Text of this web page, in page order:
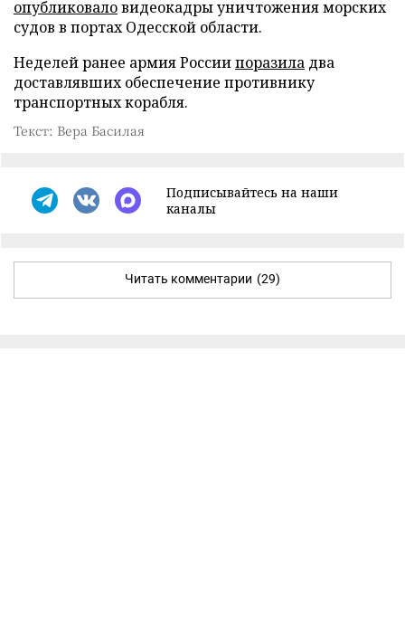
опубликоваловидеокадры уничтожения морских
судов в портах Одесской области.
Неделей ранее армия Россиипоразила два
доставлявших обеспечение противнику
транспортных корабля.
Текст: Вера Басилая
Подписывайтесь на наши
каналы
Читать комментарии (29)